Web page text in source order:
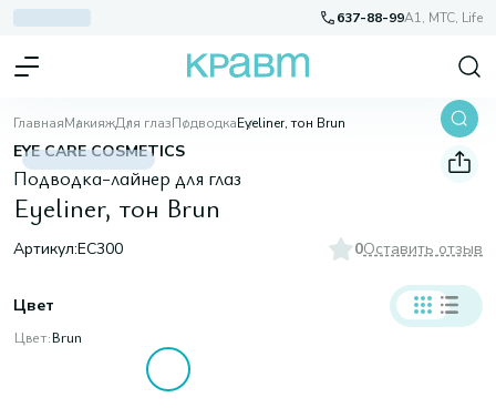
637-88-99A1, МТС, Life
ГлавнаяМакияжДля глазПодводкаEyeliner, тон Brun
EYE CARE COSMETICS
Подводка-лайнер для глаз
Eyeliner, тон Brun
Артикул:EC300 0Оставить отзыв
Цвет
Цвет:Brun